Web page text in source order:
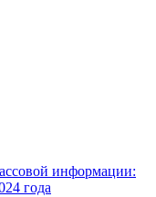
информации:
года